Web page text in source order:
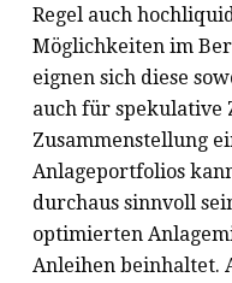
Regel auch
Möglichkeiten im
eignen sich diese
auch für spekulative
Zusammenstellung
Anlageportfolios
durchaus sinnvoll
optimierten
Anleihen beinhaltet.